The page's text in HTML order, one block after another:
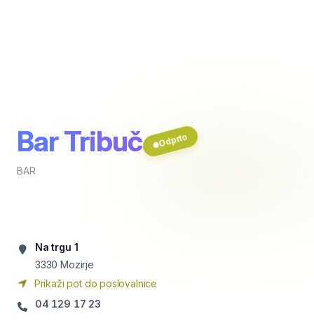
Bar Tribuč
BAR
Odprto
Na trgu 1
3330 Mozirje
Prikaži pot do poslovalnice
04 129 17 23